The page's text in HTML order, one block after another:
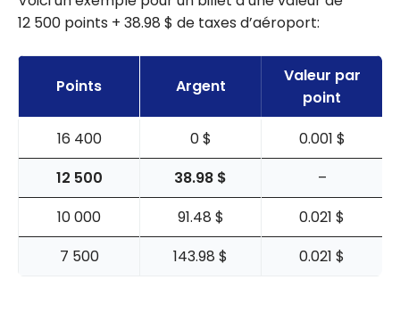
12 500 points + 38.98 $ de taxes d’aéroport:
Points Argent
Valeur par
point
16 400
0 $
0.001 $
12 500
38.98 $
–
10 000
91.48 $
0.021 $
7 500
143.98 $ 0.021 $